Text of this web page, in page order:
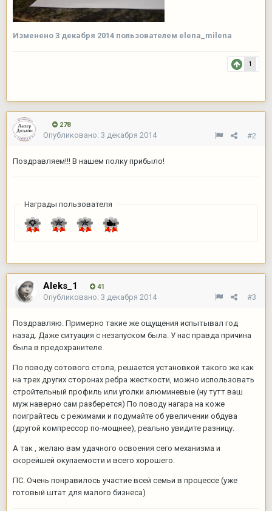
Изменено 3 декабря 2014 пользователем elena_milena
1
278
#2
Опубликовано: 3 декабря 2014
Поздравляем!!! В нашем полку прибыло!
Награды пользователя
Aleks_1 41
#3
Опубликовано: 3 декабря 2014
Поздравляю. Примерно такие же ощущения испытывал год
назад. Даже ситуация с незапуском была. У нас правда причина
была в предохранителе.
По поводу сотового стола, решается установкой такого же как
на трех других сторонах ребра жесткости, можно использовать
стройтельный профиль или уголки алюминевые (ну тутт ваш
муж наверно сам разберется) По поводу нагара на коже
поиграйтесь с режимами и подумайте об увеличении обдува
(другой компрессор по-мощнее), реально увидите разницу.
А так , желаю вам удачного освоения сего механизма и
скорейшей окупаемости и всего хорошего.
ПС. Очень понравилось участие всей семьи в процессе (уже
готовый штат для малого бизнеса)